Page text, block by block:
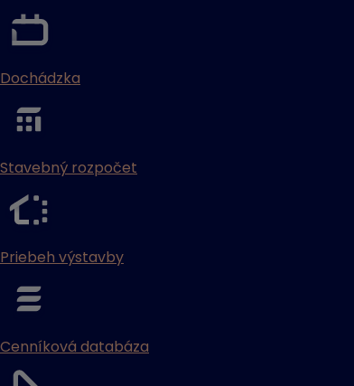
Dochádzka
Stavebný rozpočet
Priebeh výstavby
Cenníková databáza